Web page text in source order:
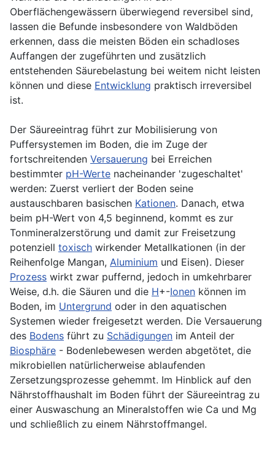
Oberflächengewässern überwiegend reversibel sind,
lassen die Befunde insbesondere von Waldböden
erkennen, dass die meisten Böden ein schadloses
Auffangen der zugeführten und zusätzlich
entstehenden Säurebelastung bei weitem nicht leisten
können und diese Entwicklung praktisch irreversibel
ist.
Der Säureeintrag führt zur Mobilisierung von
Puffersystemen im Boden, die im Zuge der
fortschreitenden Versauerung bei Erreichen
bestimmter pH-Werte nacheinander 'zugeschaltet'
werden: Zuerst verliert der Boden seine
austauschbaren basischen Kationen. Danach, etwa
beim pH-Wert von 4,5 beginnend, kommt es zur
Tonmineralzerstörung und damit zur Freisetzung
potenziell toxisch wirkender Metallkationen (in der
Reihenfolge Mangan, Aluminium und Eisen). Dieser
Prozess wirkt zwar puffernd, jedoch in umkehrbarer
Weise, d.h. die Säuren und die H+-Ionen können im
Boden, im Untergrund oder in den aquatischen
Systemen wieder freigesetzt werden. Die Versauerung
des Bodens führt zu Schädigungen im Anteil der
Biosphäre - Bodenlebewesen werden abgetötet, die
mikrobiellen natürlicherweise ablaufenden
Zersetzungsprozesse gehemmt. Im Hinblick auf den
Nährstoffhaushalt im Boden führt der Säureeintrag zu
einer Auswaschung an Mineralstoffen wie Ca und Mg
und schließlich zu einem Nährstoffmangel.